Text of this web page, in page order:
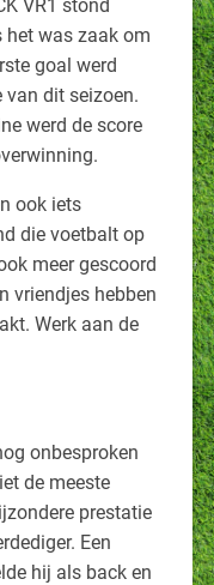
VR1 stond
het was zaak om
goal werd
van dit seizoen.
werd de score
ook iets
die voetbalt op
meer gescoord
vriendjes hebben
Werk aan de
onbesproken
de meeste
prestatie
Een
hij als back en